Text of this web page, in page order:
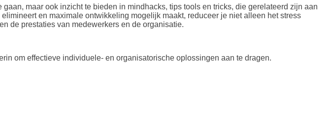
maar ook inzicht te bieden in mindhacks, tips tools en tricks, die gerelateerd zijn aan
en maximale ontwikkeling mogelijk maakt, reduceer je niet alleen het stress
de prestaties van medewerkers en de organisatie.
om effectieve individuele- en organisatorische oplossingen aan te dragen.